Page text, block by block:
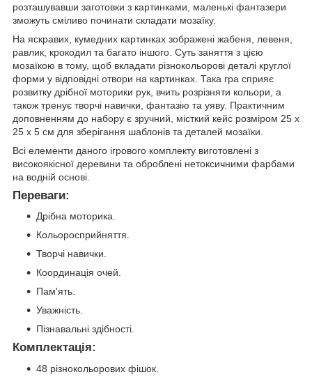
розташувавши заготовки з картинками, маленькі фантазери
зможуть сміливо починати складати мозаїку.
На яскравих, кумедних картинках зображені жабеня, левеня,
равлик, крокодил та багато іншого. Суть заняття з цією
мозаїкою в тому, щоб вкладати різнокольорові деталі круглої
форми у відповідні отвори на картинках. Така гра сприяє
розвитку дрібної моторики рук, вчить розрізняти кольори, а
також тренує творчі навички, фантазію та уяву. Практичним
доповненням до набору є зручний, місткий кейс розміром 25 x
25 x 5 см для зберігання шаблонів та деталей мозаїки.
Всі елементи даного ігрового комплекту виготовлені з
високоякісної деревини та оброблені нетоксичними фарбами
на водній основі.
Переваги:
Дрібна моторика.
Кольоросприйняття.
Творчі навички.
Координація очей.
Пам'ять.
Уважність.
Пізнавальні здібності.
Комплектація:
48 різнокольорових фішок.